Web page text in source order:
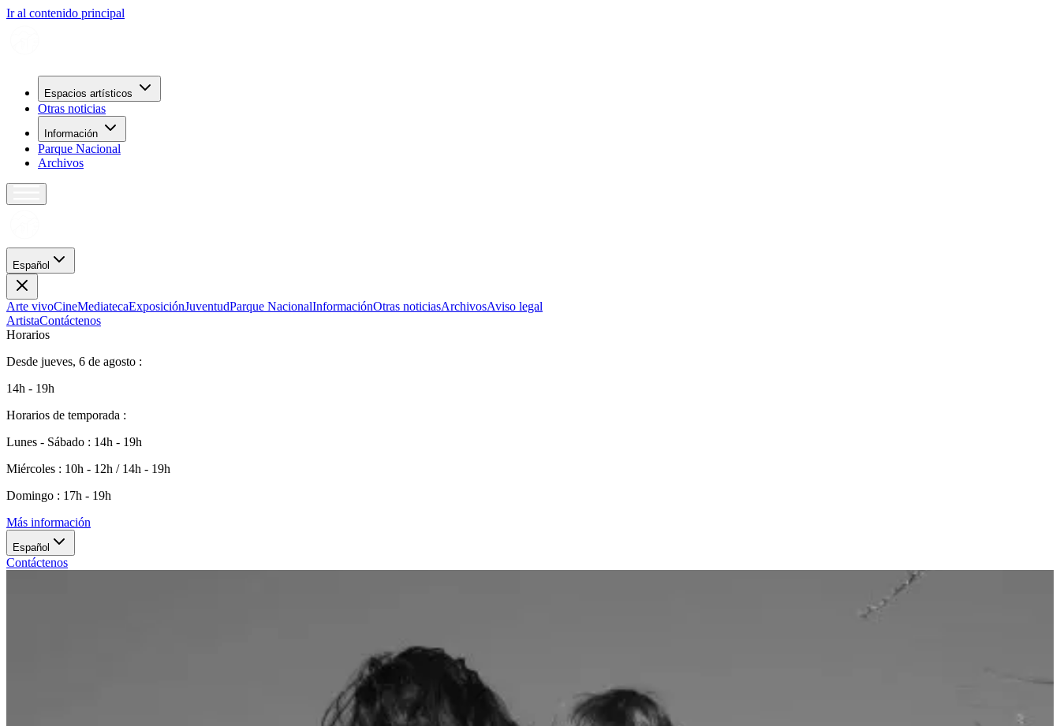
Ir al contenido principal
Espacios artísticos
Otras noticias
Información
Parque Nacional
Archivos
Español
Arte vivoCineMediatecaExposiciónJuventudParque NacionalInformaciónOtras noticiasArchivosAviso legal
ArtistaContáctenos
Horarios
Desde jueves, 6 de agosto :
14h - 19h
Horarios de temporada :
Lunes - Sábado : 14h - 19h
Miércoles : 10h - 12h / 14h - 19h
Domingo : 17h - 19h
Más información
Español
Contáctenos